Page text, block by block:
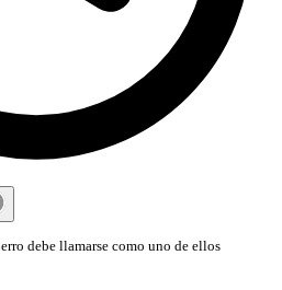
debe llamarse como uno de ellos